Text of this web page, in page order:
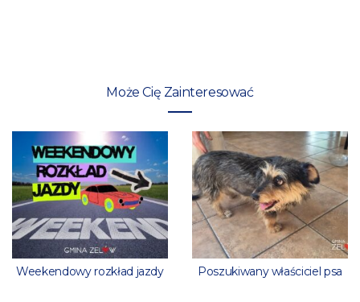
Może Cię Zainteresować
Weekendowy rozkład jazdy Poszukiwany właściciel psa